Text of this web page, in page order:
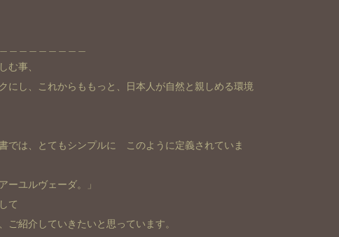
む事、
にし、これからももっと、日本人が自然と親しめる環境
では、とてもシンプルに このように定義されていま
ーユルヴェーダ。」
て
ご紹介していきたいと思っています。